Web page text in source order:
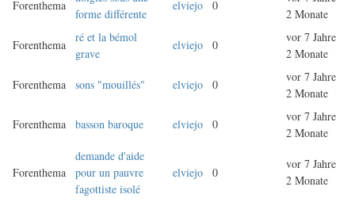
Forenthema
forme différente
elviejo 0
2 Monate
Forenthema
ré et la bémol
grave
elviejo 0
vor 7 Jahre
2 Monate
Forenthema sons "mouillés" elviejo 0
vor 7 Jahre
2 Monate
Forenthema basson baroque elviejo 0
vor 7 Jahre
2 Monate
Forenthema
demande d'aide
pour un pauvre
fagottiste isolé
elviejo 0
vor 7 Jahre
2 Monate